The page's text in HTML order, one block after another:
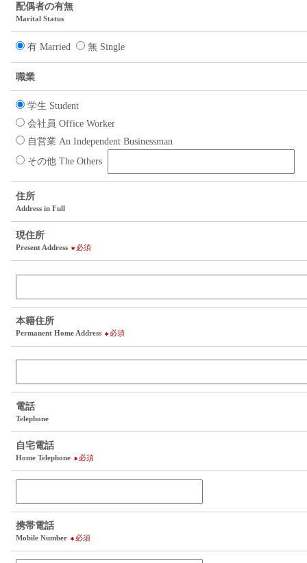
配偶者の有無
Marital Status
有 Married 無 Single
職業
学生 Student
会社員 Office Worker
自営業 An Independent Businessman
その他 The Others
住所
Address in Full
現住所
Present Address 必須
本籍住所
Permanent Home Address 必須
電話
Telephone
自宅電話
Home Telephone 必須
携帯電話
Mobile Number 必須